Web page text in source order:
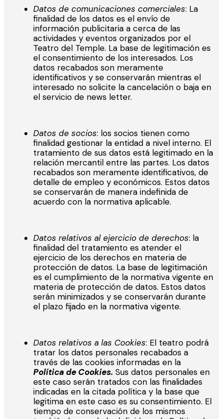
Datos de comunicaciones comerciales: La
finalidad de los datos es el envío de
información publicitaria a cerca de las
actividades y eventos organizados por el
Teatro del Temple. La base de legitimación es
el consentimiento de los interesados. Los
datos recabados son meramente
identificativos y se conservarán mientras el
interesado no solicite la cancelación o baja en
el servicio de news letter.
Datos de socios: los socios tienen como
finalidad gestionar la entidad a nivel interno. El
tratamiento de sus datos está legitimado en la
relación mercantil entre las partes. Los datos
recabados son meramente identificativos, de
detalle de empleo y económicos. Estos datos
se conservarán de manera indefinida de
acuerdo con la normativa aplicable.
Datos relativos al ejercicio de derechos: la
finalidad del tratamiento es atender el
ejercicio de los derechos en materia de
protección de datos. La base de legitimación
es el cumplimiento de la normativa vigente en
materia de protección de datos. Estos datos
serán minimizados y se conservarán durante
el plazo fijado en la normativa vigente.
Datos relativos a las Cookies: El teatro podrá
tratar los datos personales recabados a
través de las cookies informadas en la
Política de Cookies. Sus datos personales en
este caso serán tratados con las finalidades
indicadas en la citada política y la base que
legitima en este caso es su consentimiento. El
tiempo de conservación de los mismos